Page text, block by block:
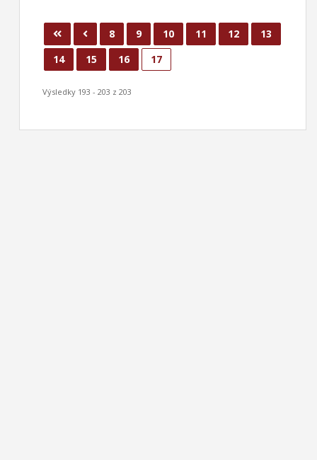
8 9 10 11 12
13
14
15 16 17
Výsledky 193 - 203 z 203